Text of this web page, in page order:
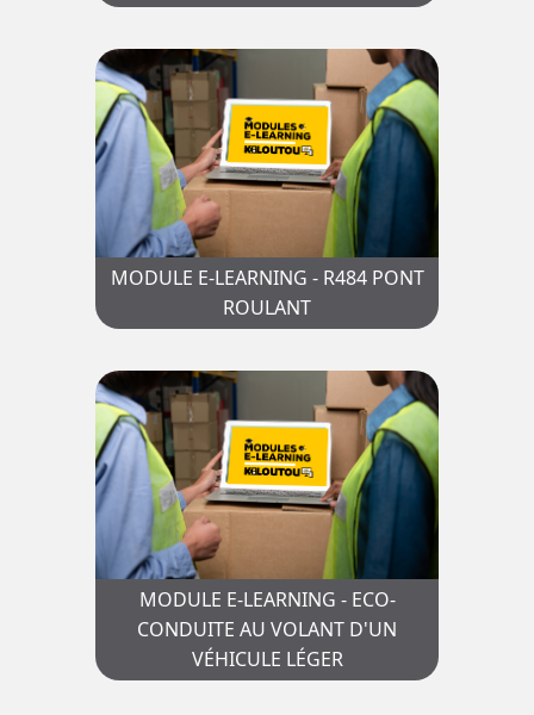
MODULE E-LEARNING - R484 PONT
ROULANT
MODULE E-LEARNING - ECO-
CONDUITE AU VOLANT D'UN
VÉHICULE LÉGER